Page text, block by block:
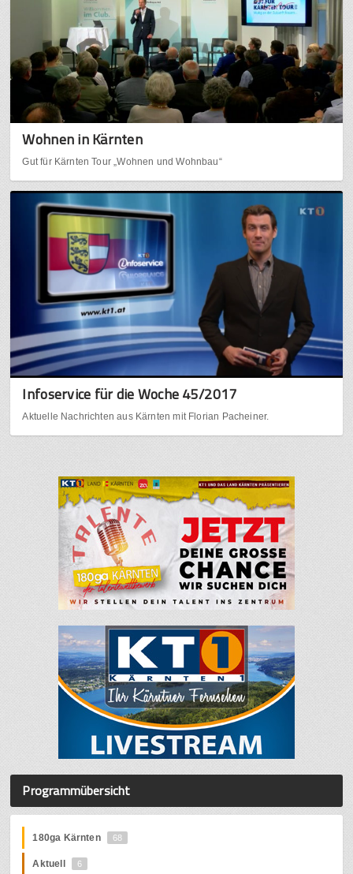
Wohnen in Kärnten
Gut für Kärnten Tour „Wohnen und Wohnbau“
Infoservice für die Woche 45/2017
Aktuelle Nachrichten aus Kärnten mit Florian Pacheiner.
Programmübersicht
180ga Kärnten 68
Aktuell 6